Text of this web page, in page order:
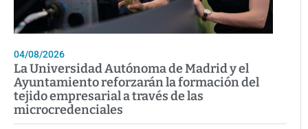
04/08/2026
La Universidad Autónoma de Madrid y el
Ayuntamiento reforzarán la formación del
tejido empresarial a través de las
microcredenciales